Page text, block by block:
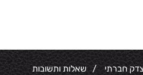
חברתי /שאלות ותשובות